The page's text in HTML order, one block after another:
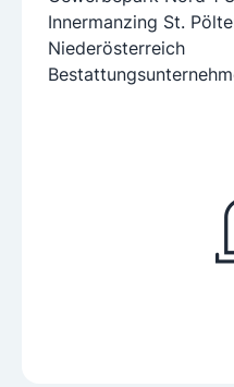
Innermanzing St.
Niederösterreich